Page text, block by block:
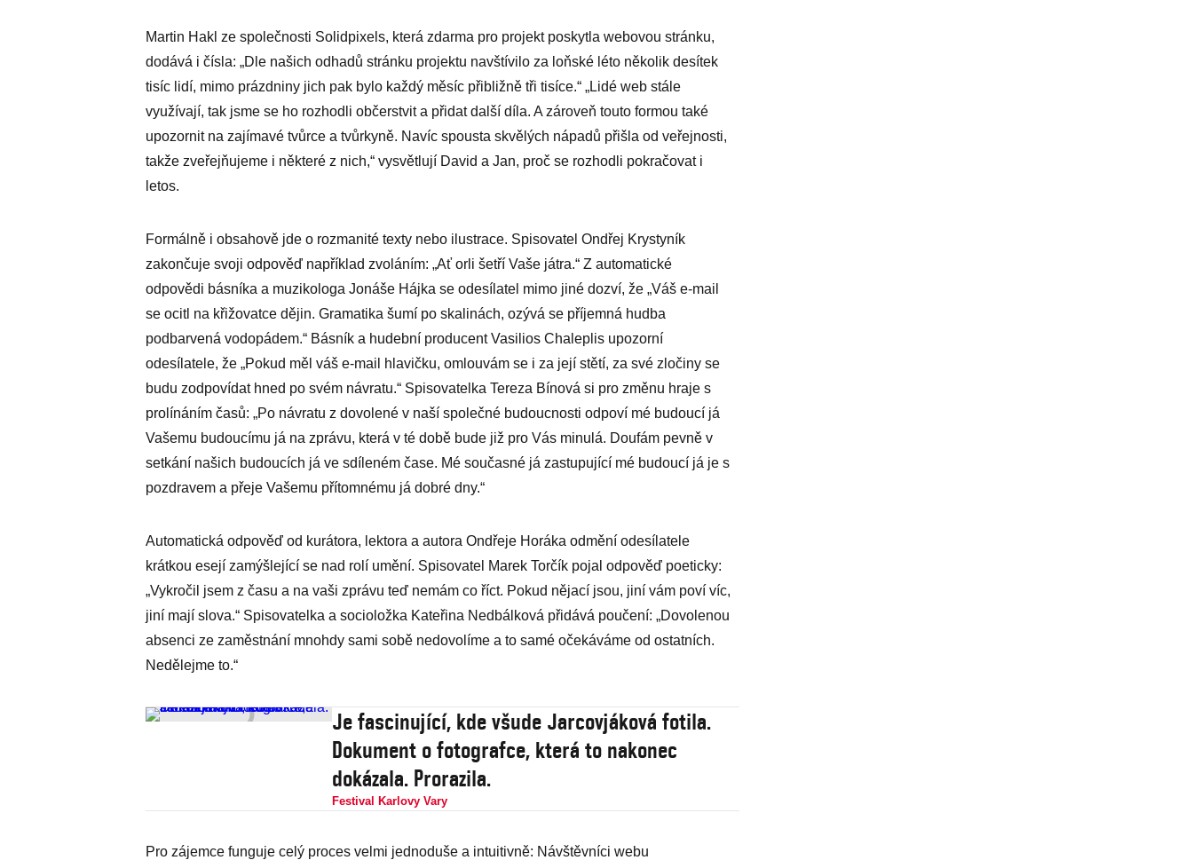
Martin Hakl ze společnosti Solidpixels, která zdarma pro projekt poskytla webovou stránku,
dodává i čísla: „Dle našich odhadů stránku projektu navštívilo za loňské léto několik desítek
tisíc lidí, mimo prázdniny jich pak bylo každý měsíc přibližně tři tisíce.“ „Lidé web stále
využívají, tak jsme se ho rozhodli občerstvit a přidat další díla. A zároveň touto formou také
upozornit na zajímavé tvůrce a tvůrkyně. Navíc spousta skvělých nápadů přišla od veřejnosti,
takže zveřejňujeme i některé z nich,“ vysvětlují David a Jan, proč se rozhodli pokračovat i
letos.
Formálně i obsahově jde o rozmanité texty nebo ilustrace. Spisovatel Ondřej Krystyník
zakončuje svoji odpověď například zvoláním: „Ať orli šetří Vaše játra.“ Z automatické
odpovědi básníka a muzikologa Jonáše Hájka se odesílatel mimo jiné dozví, že „Váš e-mail
se ocitl na křižovatce dějin. Gramatika šumí po skalinách, ozývá se příjemná hudba
podbarvená vodopádem.“ Básník a hudební producent Vasilios Chaleplis upozorní
odesílatele, že „Pokud měl váš e-mail hlavičku, omlouvám se i za její stětí, za své zločiny se
budu zodpovídat hned po svém návratu.“ Spisovatelka Tereza Bínová si pro změnu hraje s
prolínáním časů: „Po návratu z dovolené v naší společné budoucnosti odpoví mé budoucí já
Vašemu budoucímu já na zprávu, která v té době bude již pro Vás minulá. Doufám pevně v
setkání našich budoucích já ve sdíleném čase. Mé současné já zastupující mé budoucí já je s
pozdravem a přeje Vašemu přítomnému já dobré dny.“
Automatická odpověď od kurátora, lektora a autora Ondřeje Horáka odmění odesílatele
krátkou esejí zamýšlející se nad rolí umění. Spisovatel Marek Torčík pojal odpověď poeticky:
„Vykročil jsem z času a na vaši zprávu teď nemám co říct. Pokud nějací jsou, jiní vám poví víc,
jiní mají slova.“ Spisovatelka a socioložka Kateřina Nedbálková přidává poučení: „Dovolenou
absenci ze zaměstnání mnohdy sami sobě nedovolíme a to samé očekáváme od ostatních.
Nedělejme to.“
Je fascinující, kde všude Jarcovjáková fotila.
Dokument o fotografce, která to nakonec
dokázala. Prorazila.
Festival Karlovy Vary
Pro zájemce funguje celý proces velmi jednoduše a intuitivně: Návštěvníci webu